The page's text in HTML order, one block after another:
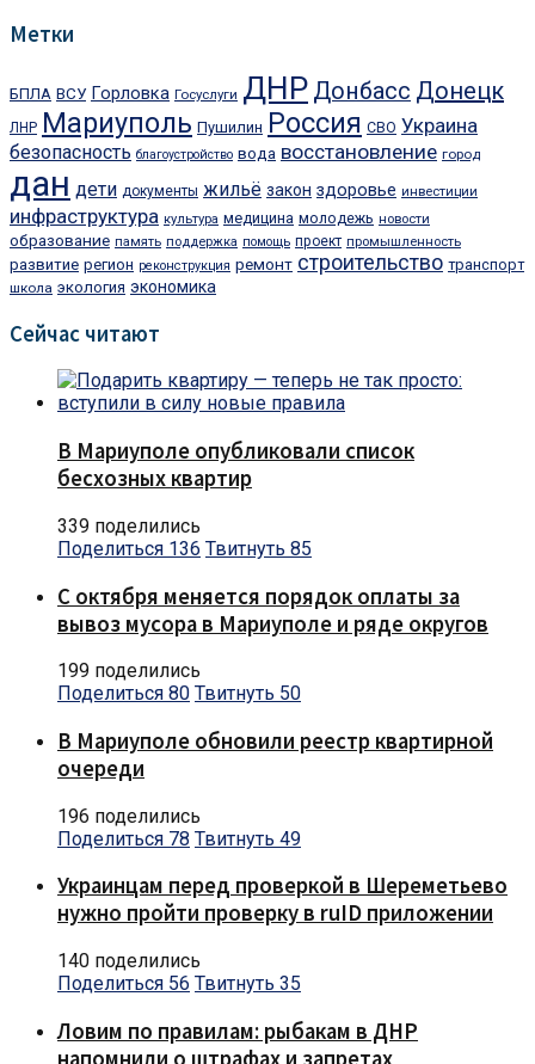
Метки
БПЛА ВСУ Горловка Госуслуги ДНР Донбасс Донецк
ЛНР Мариуполь Пушилин Россия СВО Украина
безопасность благоустройство вода восстановление город
дан дети документы жильё закон здоровье инвестиции
инфраструктура культура медицина молодежь новости
образование память поддержка помощь проект промышленность
развитие регион реконструкция ремонт строительство транспорт
школа экология экономика
Сейчас читают
В Мариуполе опубликовали список
бесхозных квартир
339 поделились
Поделиться 136 Твитнуть 85
С октября меняется порядок оплаты за
вывоз мусора в Мариуполе и ряде округов
199 поделились
Поделиться 80 Твитнуть 50
В Мариуполе обновили реестр квартирной
очереди
196 поделились
Поделиться 78 Твитнуть 49
Украинцам перед проверкой в Шереметьево
нужно пройти проверку в ruID приложении
140 поделились
Поделиться 56 Твитнуть 35
Ловим по правилам: рыбакам в ДНР